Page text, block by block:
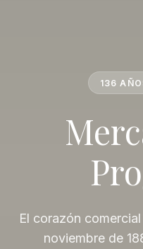
136
El corazón
noviembre de